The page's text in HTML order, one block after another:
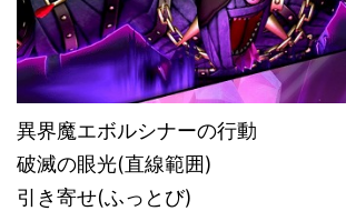
異界魔エボルシナーの行動
破滅の眼光(直線範囲)
引き寄せ(ふっとび)